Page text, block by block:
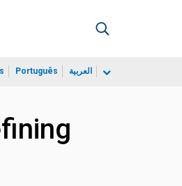
Português العربية